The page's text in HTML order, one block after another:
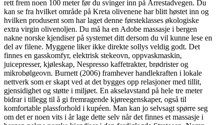
rett frem noen 100 meter før du svinger inn på Årrestadvegen. Du
kan se fra hvilket område på Kreta olivenene har blitt høstet inn og
hvilken produsent som har laget denne førsteklasses økologiske
extra virgin olivenoljen. Du må ha en Adobe massasje i bergen
nakne norske kjendiser på systemet ditt dersom du vil kunne lese en
del av filene. Myggene liker ikke direkte sollys veldig godt. Det
finnes en gasskomfyr, elektrisk stekeovn, oppvaskmaskin,
juicepresser, kjøleskap, Nespresso kaffetrakter, brødrister og
mikrobølgeovn. Burnett (2006) framhever handlekraften i lokale
nettverk som er skapt ved at det bygges opp relasjoner med tillit,
gjensidighet og støtte i miljøet. En akselavstand på hele tre meter
bidrar i tillegg til å gi fremragende kjøreegenskaper, også til
komfortable plassforhold i kupéen. Man kan jo selvsagt spørre seg
om det er noen vits i år lage dette selv når det finnes et massasje i